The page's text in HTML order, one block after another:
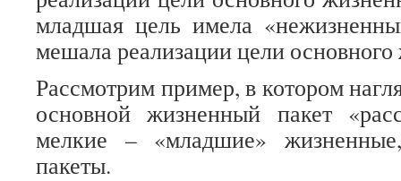
младшая цель имела
мешала реализации цели основного
Рассмотрим пример, в котором
основной жизненный пакет
мелкие – «младшие»
пакеты.